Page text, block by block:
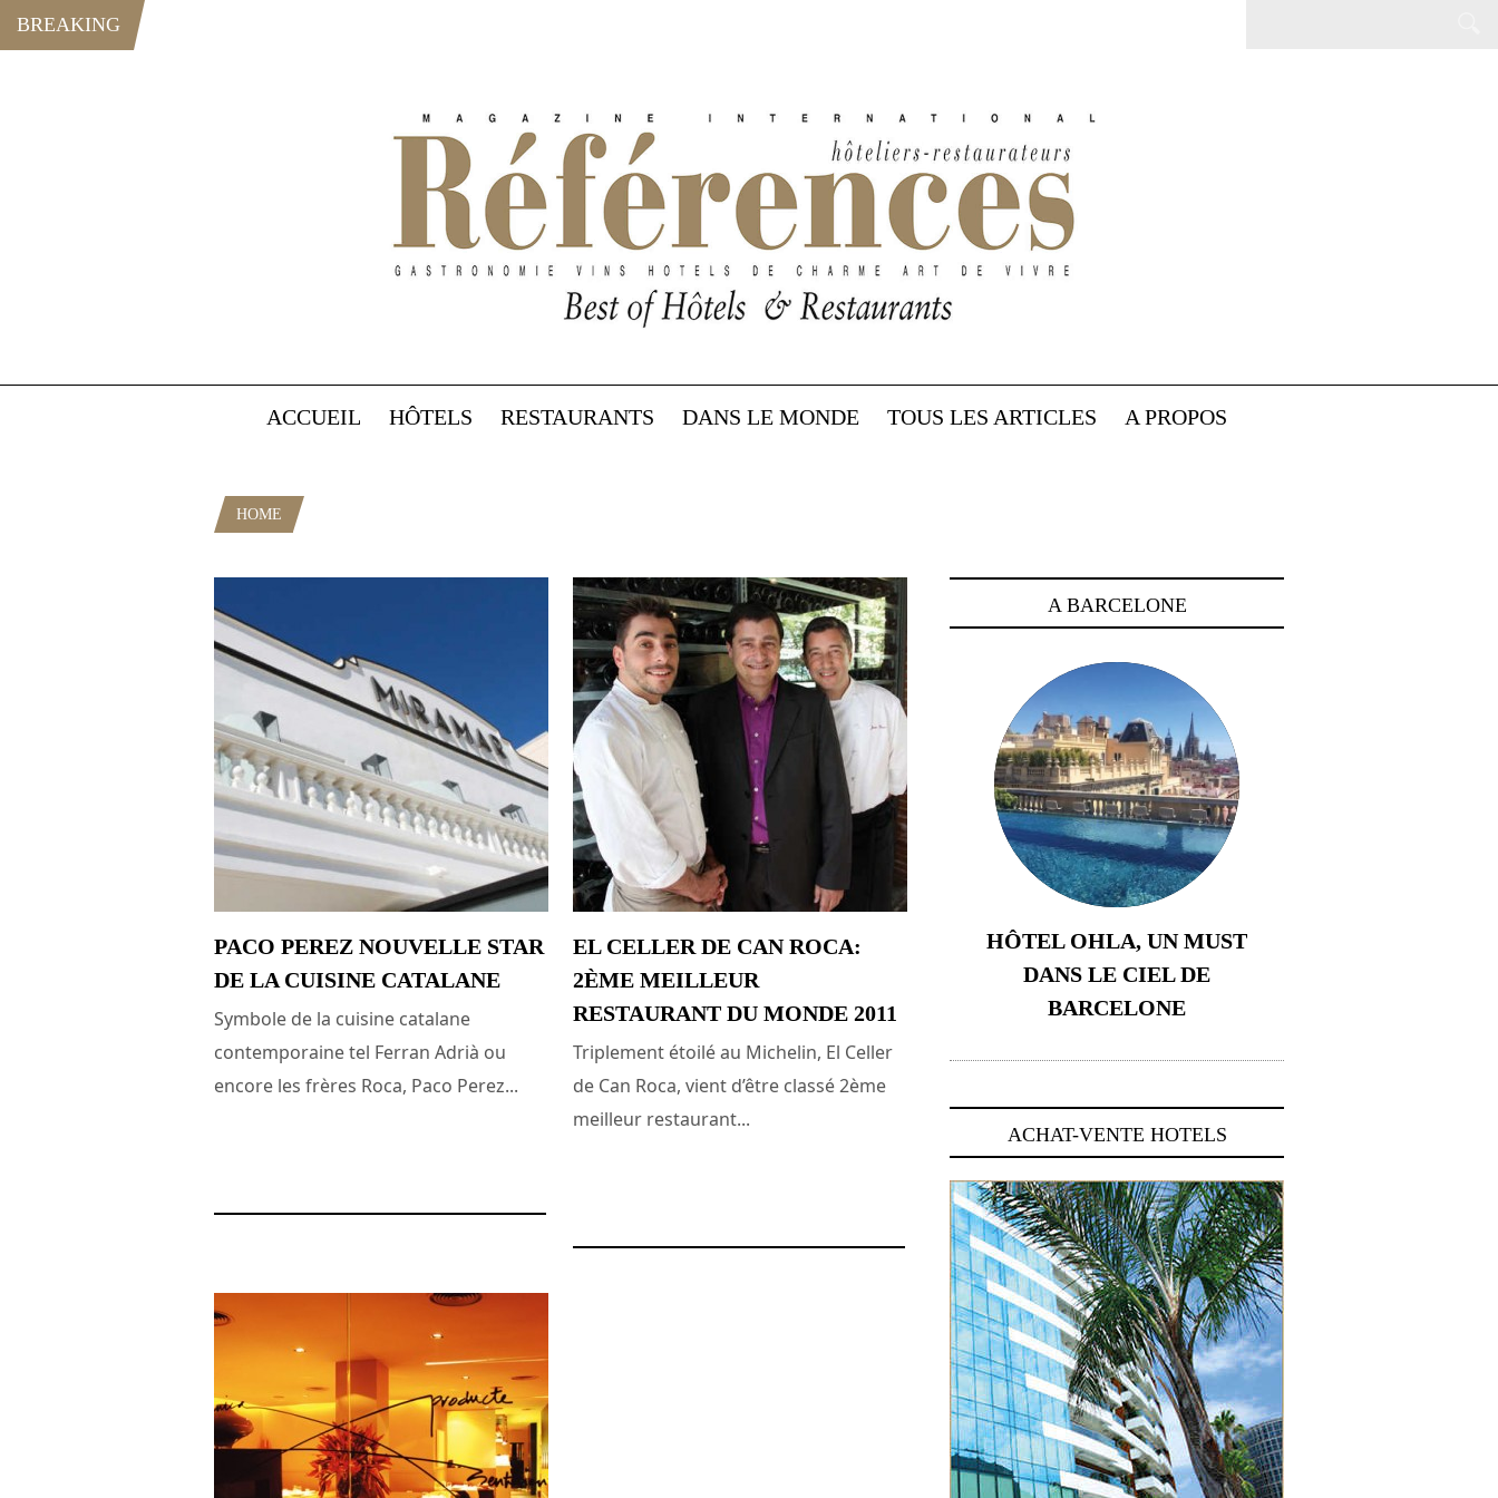
BREAKING
ACCUEIL HÔTELS RESTAURANTS DANS LE MONDE TOUS LES ARTICLES A PROPOS
HOME
PACO PEREZ NOUVELLE STAR
DE LA CUISINE CATALANE
Symbole de la cuisine catalane
contemporaine tel Ferran Adrià ou
encore les frères Roca, Paco Perez...
EL CELLER DE CAN ROCA:
2ÈME MEILLEUR
RESTAURANT DU MONDE 2011
Triplement étoilé au Michelin, El Celler
de Can Roca, vient d’être classé 2ème
meilleur restaurant...
A BARCELONE
HÔTEL OHLA, UN MUST
DANS LE CIEL DE
BARCELONE
ACHAT-VENTE HOTELS